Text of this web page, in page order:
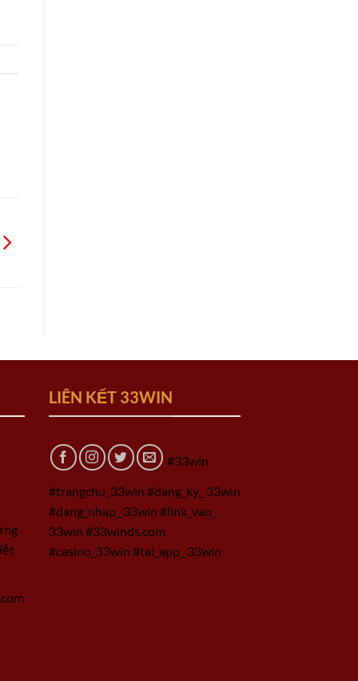
LIÊN KẾT 33WIN
#33win
#trangchu_33win #dang_ky_ 33win
#dang_nhap_ 33win #link_vao_
33win #33winds.com
#casino_33win #tai_app_ 33win